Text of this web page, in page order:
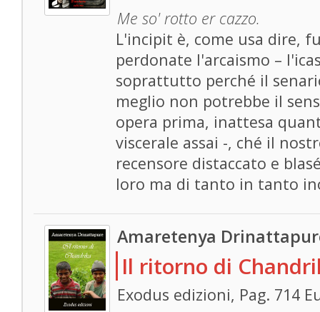
Me so' rotto er cazzo.
L'incipit è, come usa dire,
perdonate l'arcaismo –
soprattutto perché il
meglio non potrebbe il
opera prima, inattesa
viscerale assai -, ché il
recensore distaccato e
loro ma di tanto in tanto
Amaretenya
Il ritorno di
Exodus edizioni, Pag. 714